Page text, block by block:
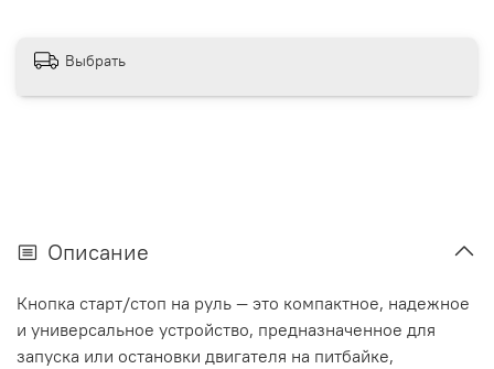
Выбрать
Описание
Кнопка старт/стоп на руль — это компактное, надежное
и универсальное устройство, предназначенное для
запуска или остановки двигателя на питбайке,